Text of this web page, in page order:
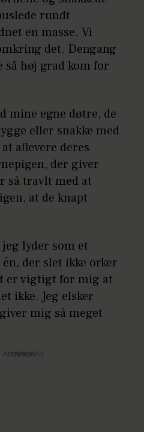
rundt
en masse. Vi
det. Dengang
høj grad kom for
mine egne døtre, de
eller snakke med
aflevere deres
der giver
så travlt med at
at de knapt
lyder som et
der slet ikke orker
er vigtigt for mig at
ikke. Jeg elsker
mig så meget
Annonce